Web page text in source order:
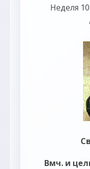
Неделя
Вмч. и